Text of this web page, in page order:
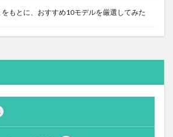
もとに、おすすめ10モデルを厳選してみた